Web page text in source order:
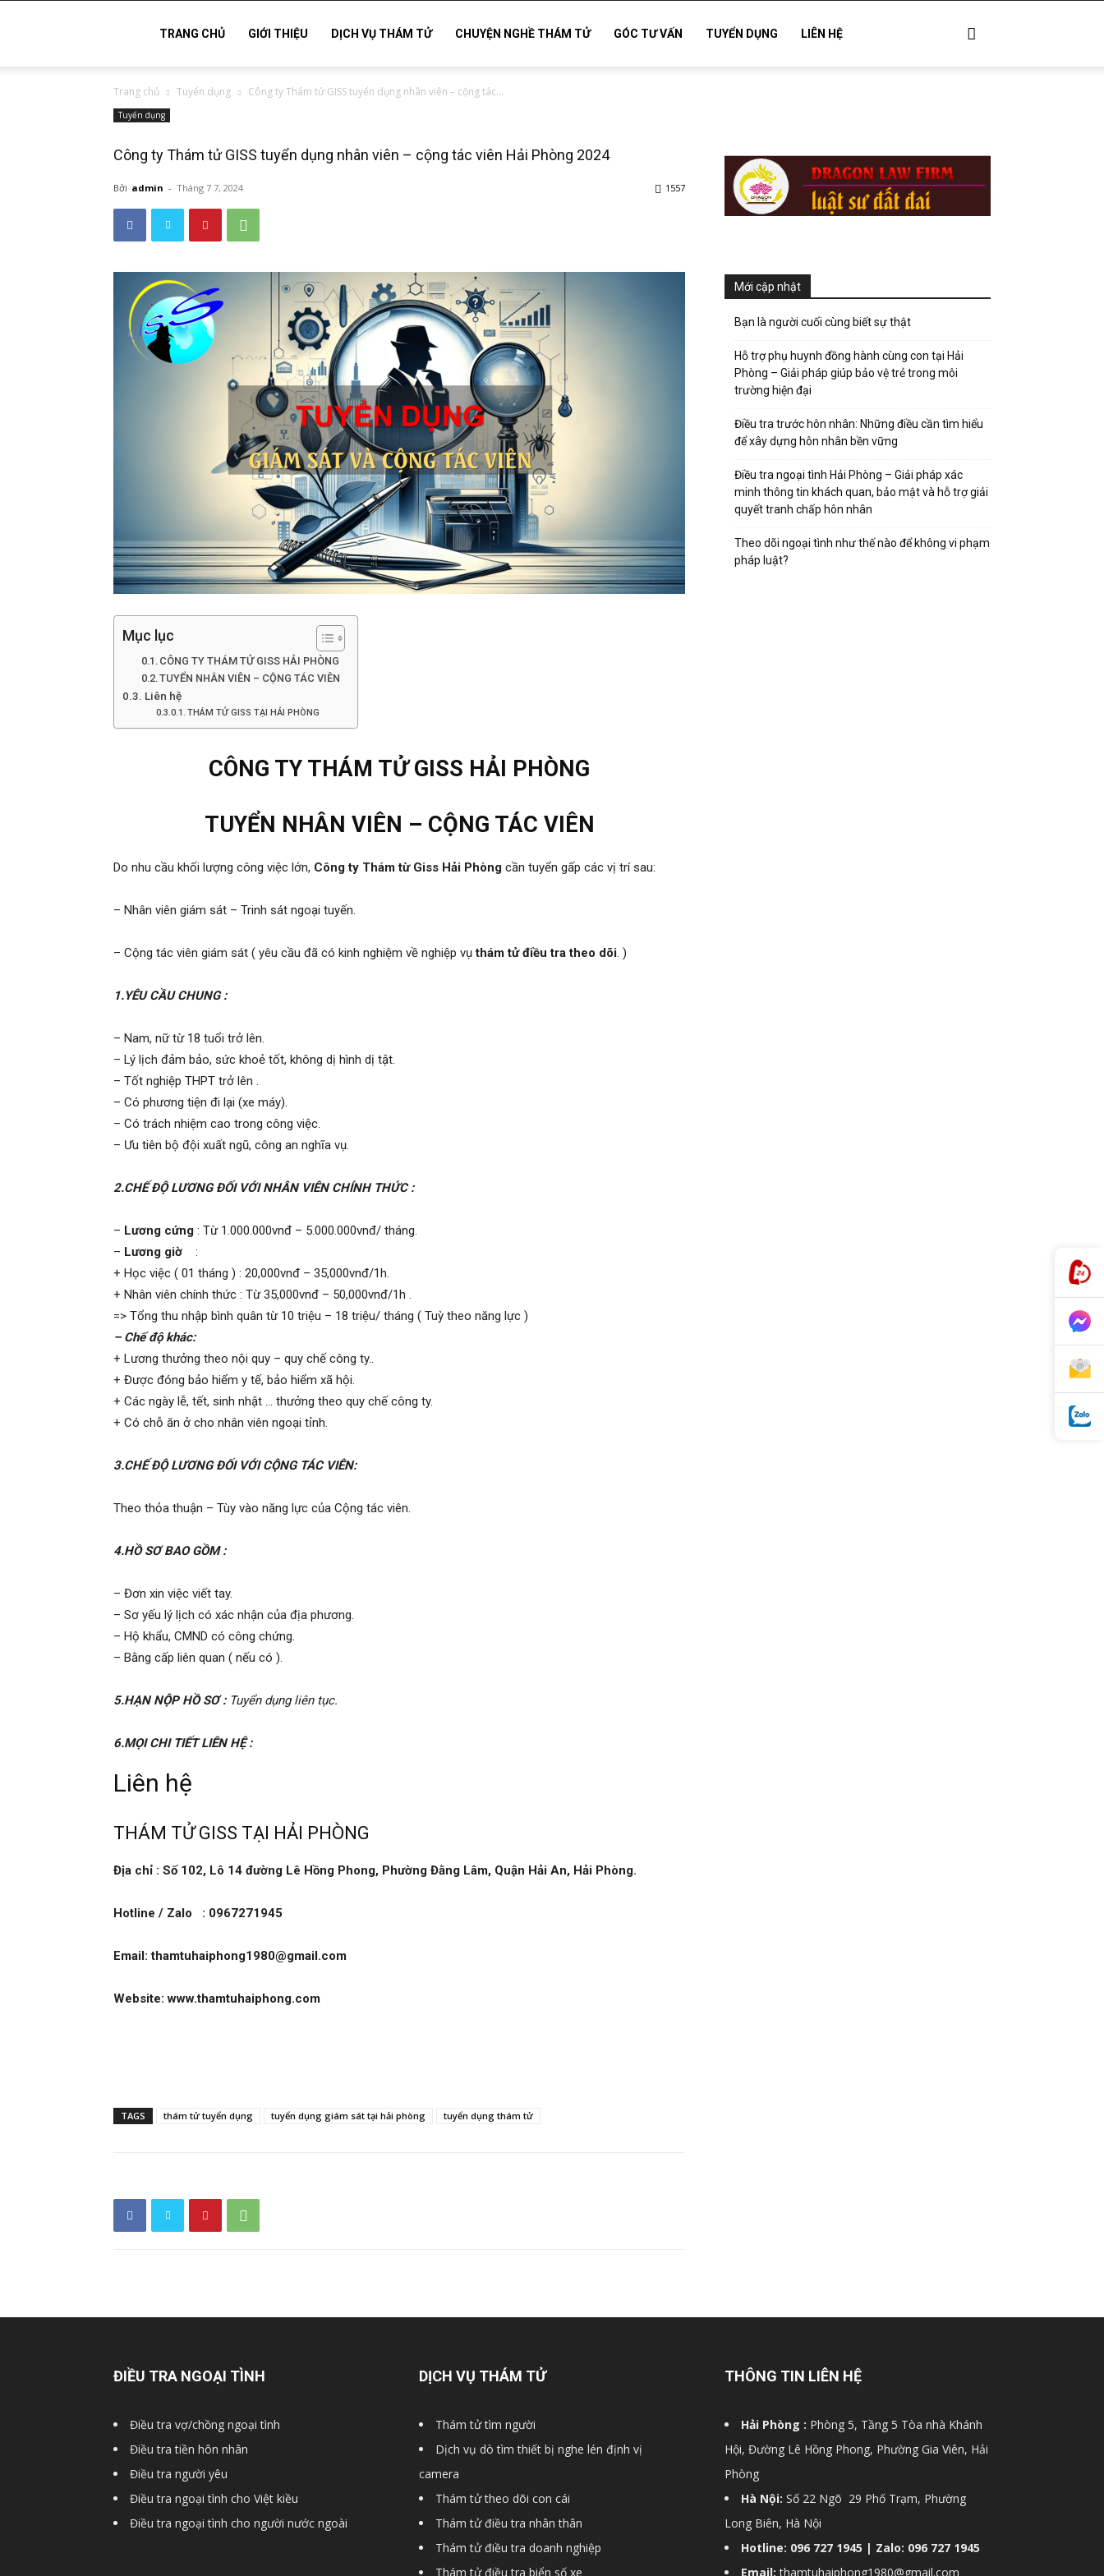
tử
Hải
Phòng,
Tham
thám
Giss
tu
hai
phong,
phong
tham
phong,
văn
thám
hải
dịch
tử
giss,
TRANG CHỦ GIỚI THIỆU DỊCH VỤ THÁM TỬ CHUYỆN NGHỀ THÁM TỬ GÓC TƯ VẤN TUYỂN DỤNG LIÊN HỆ
Trang chủ Tuyển dụng Công ty Thám tử GISS tuyển dụng nhân viên – cộng tác...
Tuyển dụng
Công ty Thám tử GISS tuyển dụng nhân viên – cộng tác viên Hải Phòng 2024
Bởi admin - Tháng 7 7, 2024 1557
Mục lục
CÔNG TY THÁM TỬ GISS HẢI PHÒNG
TUYỂN NHÂN VIÊN – CỘNG TÁC VIÊN
Liên hệ
THÁM TỬ GISS TẠI HẢI PHÒNG
CÔNG TY THÁM TỬ GISS HẢI PHÒNG
TUYỂN NHÂN VIÊN – CỘNG TÁC VIÊN
Do nhu cầu khối lượng công việc lớn, Công ty Thám từ Giss Hải Phòng cần tuyển gấp các vị trí sau:
– Nhân viên giám sát – Trinh sát ngoại tuyến.
– Cộng tác viên giám sát ( yêu cầu đã có kinh nghiệm về nghiệp vụthám tử điều tra theo dõi. )
1.YÊU CẦU CHUNG :
– Nam, nữ từ 18 tuổi trở lên.
– Lý lịch đảm bảo, sức khoẻ tốt, không dị hình dị tật.
– Tốt nghiệp THPT trở lên .
– Có phương tiện đi lại (xe máy).
– Có trách nhiệm cao trong công việc.
– Ưu tiên bộ đội xuất ngũ, công an nghĩa vụ.
2.CHẾ ĐỘ LƯƠNG ĐỐI VỚI NHÂN VIÊN CHÍNH THỨC :
– Lương cứng : Từ 1.000.000vnđ – 5.000.000vnđ/ tháng.
– Lương giờ :
+ Học việc ( 01 tháng ) : 20,000vnđ – 35,000vnđ/1h.
+ Nhân viên chính thức : Từ 35,000vnđ – 50,000vnđ/1h .
=> Tổng thu nhập bình quân từ 10 triệu – 18 triệu/ tháng ( Tuỳ theo năng lực )
– Chế độ khác:
+ Lương thưởng theo nội quy – quy chế công ty..
+ Được đóng bảo hiểm y tế, bảo hiểm xã hội.
+ Các ngày lễ, tết, sinh nhật … thưởng theo quy chế công ty.
+ Có chỗ ăn ở cho nhân viên ngoại tỉnh.
3.CHẾ ĐỘ LƯƠNG ĐỐI VỚI CỘNG TÁC VIÊN:
Theo thỏa thuận – Tùy vào năng lực của Cộng tác viên.
4.HỒ SƠ BAO GỒM :
– Đơn xin việc viết tay.
– Sơ yếu lý lịch có xác nhận của địa phương.
– Hộ khẩu, CMND có công chứng.
– Bằng cấp liên quan ( nếu có ).
5.HẠN NỘP HỒ SƠ : Tuyển dụng liên tục.
6.MỌI CHI TIẾT LIÊN HỆ :
Liên hệ
THÁM TỬ GISS TẠI HẢI PHÒNG
Địa chỉ : Số 102, Lô 14 đường Lê Hồng Phong, Phường Đằng Lâm, Quận Hải An, Hải Phòng.
Hotline / Zalo : 0967271945
Email: thamtuhaiphong1980@gmail.com
Website: www.thamtuhaiphong.com
TAGS thám tử tuyển dụng tuyển dụng giám sát tại hải phòng tuyển dụng thám tử
Mới cập nhật
Bạn là người cuối cùng biết sự thật
Hỗ trợ phụ huynh đồng hành cùng con tại Hải
Phòng – Giải pháp giúp bảo vệ trẻ trong môi
trường hiện đại
Điều tra trước hôn nhân: Những điều cần tìm hiểu
để xây dựng hôn nhân bền vững
Điều tra ngoại tình Hải Phòng – Giải pháp xác
minh thông tin khách quan, bảo mật và hỗ trợ giải
quyết tranh chấp hôn nhân
Theo dõi ngoại tình như thế nào để không vi phạm
pháp luật?
ĐIỀU TRA NGOẠI TÌNH
Điều tra vợ/chồng ngoại tình
Điều tra tiền hôn nhân
Điều tra người yêu
Điều tra ngoại tình cho Việt kiều
Điều tra ngoại tình cho người nước ngoài
DỊCH VỤ THÁM TỬ
Thám tử tìm người
Dịch vụ dò tìm thiết bị nghe lén định vị
camera
Thám tử theo dõi con cái
Thám tử điều tra nhân thân
Thám tử điều tra doanh nghiệp
Thám tử điều tra biển số xe
THÔNG TIN LIÊN HỆ
Hải Phòng : Phòng 5, Tầng 5 Tòa nhà Khánh
Hội, Đường Lê Hồng Phong, Phường Gia Viên, Hải
Phòng
Hà Nội: Số 22 Ngõ 29 Phố Trạm, Phường
Long Biên, Hà Nội
Hotline: 096 727 1945 | Zalo: 096 727 1945
Email: thamtuhaiphong1980@gmail.com